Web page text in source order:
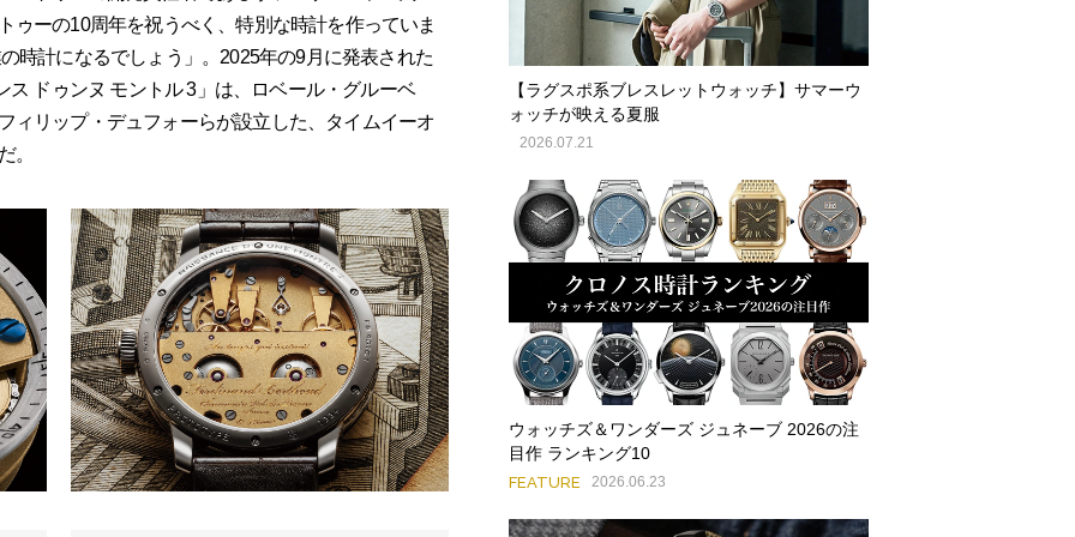
ゥーの10周年を祝うべく、特別な時計を作っていま
時計になるでしょう」。2025年の9月に発表された
ドゥンヌ モントル 3」は、ロベール・グルーベ
ィリップ・デュフォーらが設立した、タイムイーオ
。
【ラグスポ系ブレスレットウォッチ】サマーウ
ォッチが映える夏服
2026.07.21
ウォッチズ＆ワンダーズ ジュネーブ 2026の注
目作 ランキング10
FEATURE 2026.06.23